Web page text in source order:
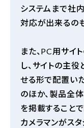
システムまで社
対応が出来るの
また、 PC用サイ
し、サイトの主
せる形で配置い
のほか、製品全
を掲載すること
カメラマンがス